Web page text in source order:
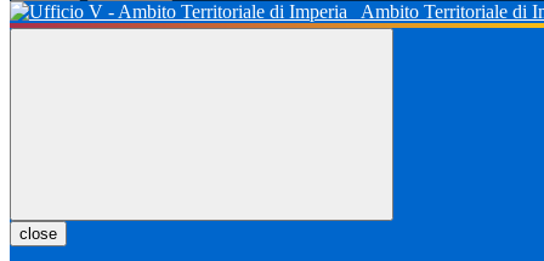
Ambito Territoriale di
close